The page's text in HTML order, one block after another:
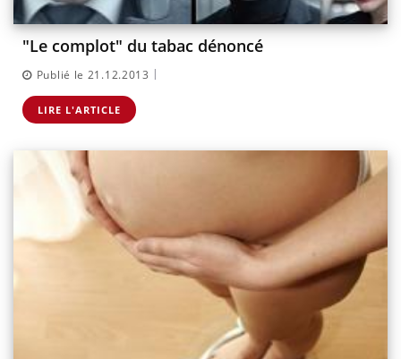
"Le complot" du tabac dénoncé
Publié le 21.12.2013 |
LIRE L'ARTICLE